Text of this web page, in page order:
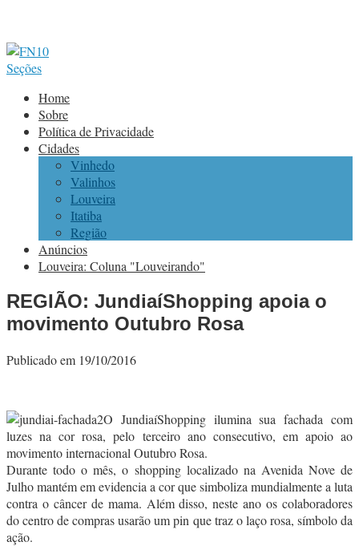
Seções
Home
Sobre
Política de Privacidade
Cidades
Vinhedo
Valinhos
Louveira
Itatiba
Região
Anúncios
Louveira: Coluna "Louveirando"
REGIÃO: JundiaíShopping apoia o
movimento Outubro Rosa
Publicado em 19/10/2016
O JundiaíShopping ilumina sua fachada com
luzes na cor rosa, pelo terceiro ano consecutivo, em apoio ao
movimento internacional Outubro Rosa.
Durante todo o mês, o shopping localizado na Avenida Nove de
Julho mantém em evidencia a cor que simboliza mundialmente a luta
contra o câncer de mama. Além disso, neste ano os colaboradores
do centro de compras usarão um pin que traz o laço rosa, símbolo da
ação.